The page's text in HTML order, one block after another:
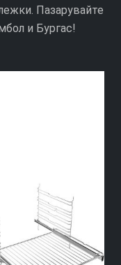
Пазарувайте
и Бургас!